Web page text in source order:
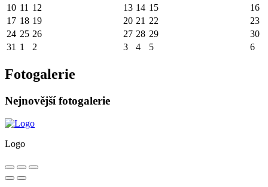
10 11 12 13 14 15
16
17 18 19 20 21 22
23
24 25 26 27 28 29
30
31 1 2 3 4 5 6
Fotogalerie
Nejnovější fotogalerie
Logo